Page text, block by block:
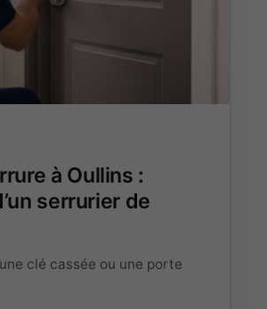
à Oullins :
serrurier de
clé cassée ou une porte